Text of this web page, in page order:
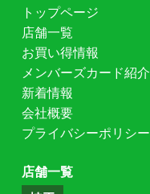
トップページ
店舗一覧
お買い得情報
メンバーズカード紹介
新着情報
会社概要
プライバシーポリシー
店舗一覧